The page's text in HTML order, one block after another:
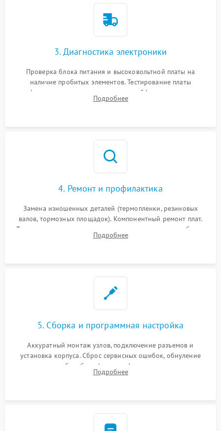
3. Диагностика электроники
Проверка блока питания и высоковольтной платы на
наличие пробитых элементов. Тестирование платы
форматирования, целостности шлейфов, контактов
картриджа и оптопар (датчиков прохождения и наличия
Подробнее
4. Ремонт и профилактика
Замена изношенных деталей (термопленки, резиновых
валов, тормозных площадок). Компонентный ремонт плат.
Тщательная очистка тракта печати, контактов и линз блока
лазера (LSU) от просыпанного тонера и пыли.
Подробнее
5. Сборка и программная настройка
Аккуратный монтаж узлов, подключение разъемов и
установка корпуса. Сброс сервисных ошибок, обнуление
счетчиков абсорбера (памперса) или узла переноса,
обновление прошивки и программная калибровка аппарата.
Подробнее